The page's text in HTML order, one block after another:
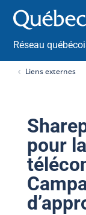
Réseau
Liens externes
pour la